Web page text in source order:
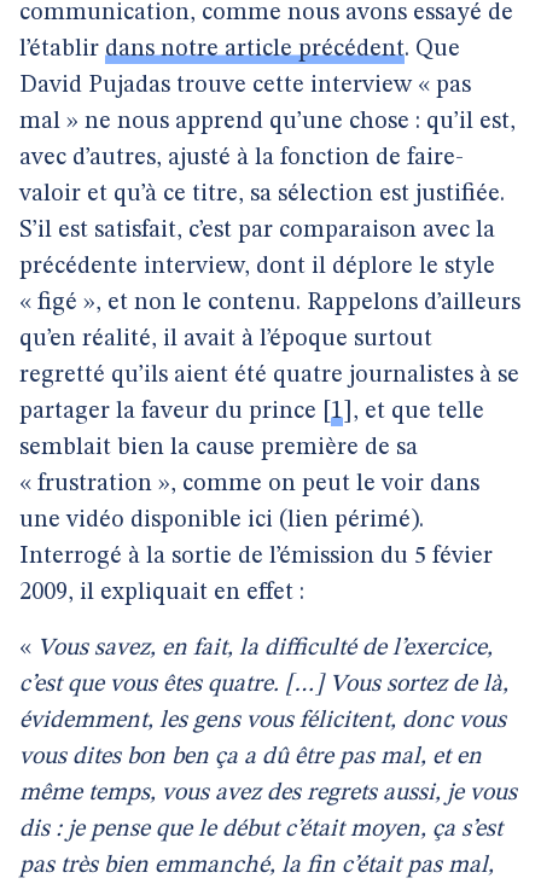
communication, comme nous avons essayé de
l’établir dans notre article précédent. Que
David Pujadas trouve cette interview « pas
mal » ne nous apprend qu’une chose : qu’il est,
avec d’autres, ajusté à la fonction de faire-
valoir et qu’à ce titre, sa sélection est justifiée.
S’il est satisfait, c’est par comparaison avec la
précédente interview, dont il déplore le style
« figé », et non le contenu. Rappelons d’ailleurs
qu’en réalité, il avait à l’époque surtout
regretté qu’ils aient été quatre journalistes à se
partager la faveur du prince
1 , et que telle
semblait bien la cause première de sa
« frustration », comme on peut le voir dans
une vidéo disponible ici (lien périmé).
Interrogé à la sortie de l’émission du 5 févier
2009, il expliquait en effet :
« Vous savez, en fait, la difficulté de l’exercice,
c’est que vous êtes quatre. […] Vous sortez de là,
évidemment, les gens vous félicitent, donc vous
vous dites bon ben ça a dû être pas mal, et en
même temps, vous avez des regrets aussi, je vous
dis : je pense que le début c’était moyen, ça s’est
pas très bien emmanché, la fin c’était pas mal,